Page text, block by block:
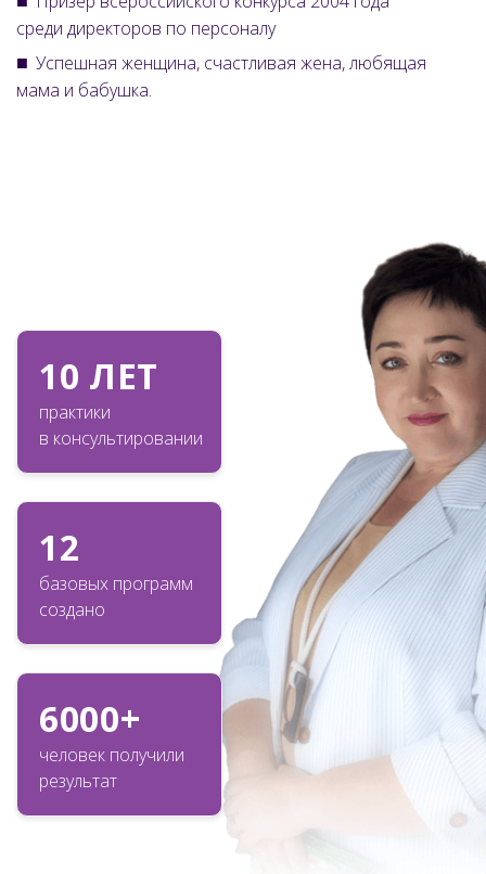
среди директоров по персоналу
Успешная женщина, счастливая жена, любящая
мама и бабушка.
10 ЛЕТ
практики
в консультировании
12
базовых программ
создано
6000+
человек получили
результат